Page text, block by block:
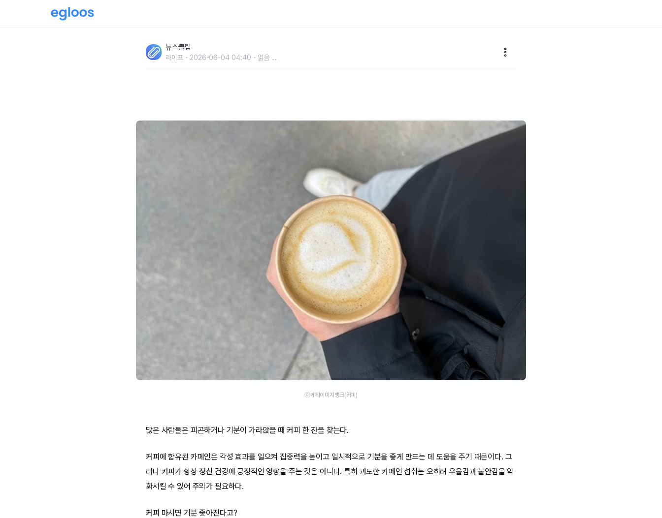
뉴스클립
라이프 2026-06-04 04:40 읽음 ...
ⓒ게티이미지뱅크(커피)
많은 사람들은 피곤하거나 기분이 가라앉을 때 커피 한 잔을 찾는다.
커피에 함유된 카페인은 각성 효과를 일으켜 집중력을 높이고 일시적으로 기분을 좋게 만드는 데 도움을 주기 때문이다. 그
러나 커피가 항상 정신 건강에 긍정적인 영향을 주는 것은 아니다. 특히 과도한 카페인 섭취는 오히려 우울감과 불안감을 악
화시킬 수 있어 주의가 필요하다.
커피 마시면 기분 좋아진다고?